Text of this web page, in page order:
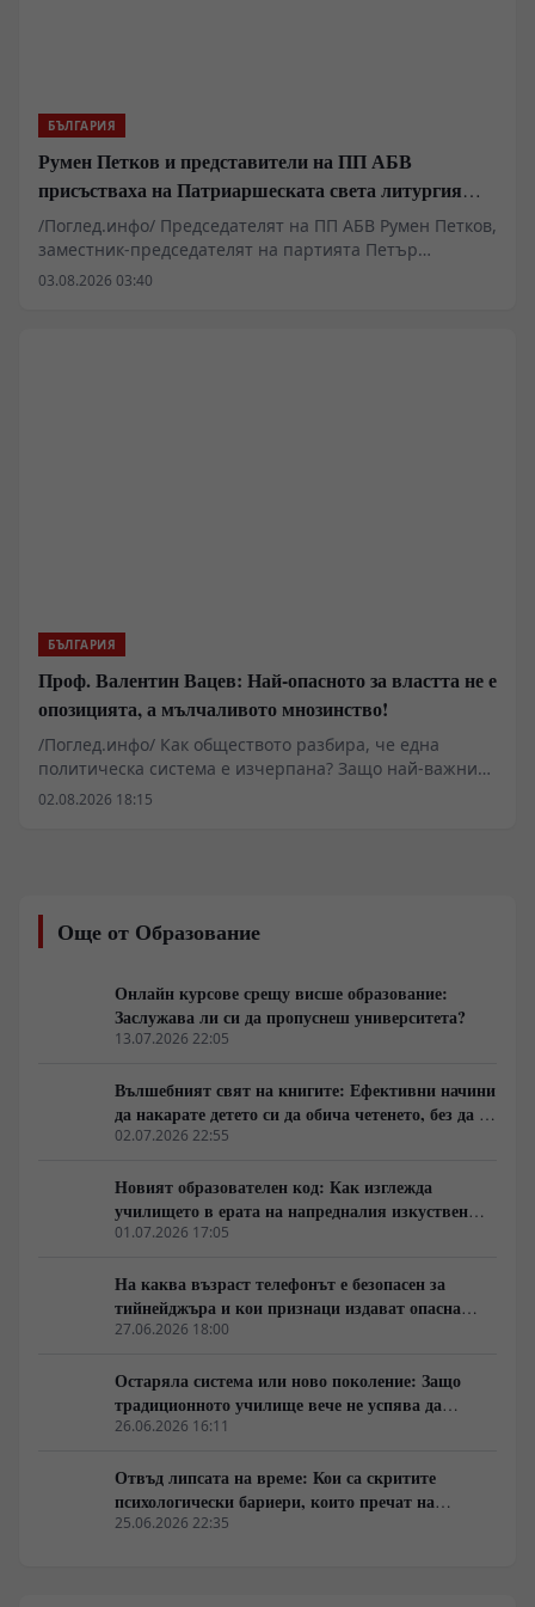
БЪЛГАРИЯ
Румен Петков и представители на ПП АБВ
присъстваха на Патриаршеската света литургия
пред Хавайската мироточива икона
/Поглед.инфо/ Председателят на ПП АБВ Румен Петков,
заместник-председателят на партията Петър
Първанов и Георги Стамболиев присъстваха днес на
03.08.2026 03:40
БЪЛГАРИЯ
Проф. Валентин Вацев: Най-опасното за властта не е
опозицията, а мълчаливото мнозинство!
/Поглед.инфо/ Как обществото разбира, че една
политическа система е изчерпана? Защо най-важните
промени започват много преди изборите и защо
обществото“ – фазата, в която доверието към стария
модел вече е разрушено, но новият все още не се е
кризата на либералния модел, смяната на елитите,
историческите паралели с България, Франция, Русия
и Германия, както и за причините обществата
за поредните партийни битки, а за процесите, които
подготвят следващия политически цикъл.
02.08.2026 18:15
Още от Образование
Онлайн курсове срещу висше образование:
Заслужава ли си да пропуснеш университета?
13.07.2026 22:05
Вълшебният свят на книгите: Ефективни начини
да накарате детето си да обича четенето, без да го
насилвате
02.07.2026 22:55
Новият образователен код: Как изглежда
училището в ерата на напредналия изкуствен
интелект
01.07.2026 17:05
На каква възраст телефонът е безопасен за
тийнейджъра и кои признаци издават опасна
зависимост?
27.06.2026 18:00
Остаряла система или ново поколение: Защо
традиционното училище вече не успява да
ангажира умовете на съвременните ученици?
26.06.2026 16:11
Отвъд липсата на време: Кои са скритите
психологически бариери, които пречат на
възрастните да учат?
25.06.2026 22:35